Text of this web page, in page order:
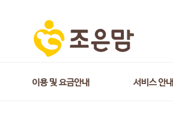
이용 및 요금안내 서비스 안내